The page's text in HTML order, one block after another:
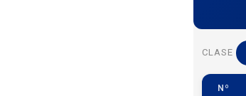
CLASE
Nº